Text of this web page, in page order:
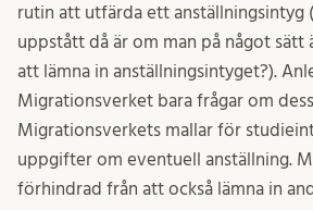
rutin att utfärda ett anställningsintyg
uppstått då är om man på något sätt
att lämna in anställningsintyget?).
Migrationsverket bara frågar om
Migrationsverkets mallar för
uppgifter om eventuell anställning.
förhindrad från att också lämna in